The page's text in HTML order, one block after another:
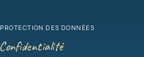
PROTECTION DES DONNÉES
Confidentialité